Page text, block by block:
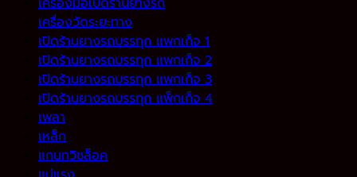
เครื่องวัดระยะทาง
เปิดร้านยางรถบรรทุก แพกเก็จ 1
เปิดร้านยางรถบรรทุก แพกเก็จ 2
เปิดร้านยางรถบรรทุก แพกเก็จ 3
เปิดร้านยางรถบรรทุก แพ็กเก็จ 4
เพลา
เหล็ก
แกนทวิชล็อค